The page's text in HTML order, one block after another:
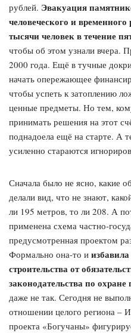
рублей. Эвакуация
человеческого и
тысячи человек в течение
чтобы об этом узнали вчера.
2000 года. Ещё в тучные
начать опережающее
чтобы успеть к затоплению
ценные предметы. Но тем,
принимать решения на этот
поднадоела ещё на старте. А
усиленно стараются
Сначала было не ясно, какие
делали вид, что не знают,
ли 195 метров, то ли 208. А
применена схема частно-
предусмотренная проектом
Формально она-то и
строительства от
законодательства по
даже не так. Сегодня не
отношении целого региона –
проекта «Богучаны»